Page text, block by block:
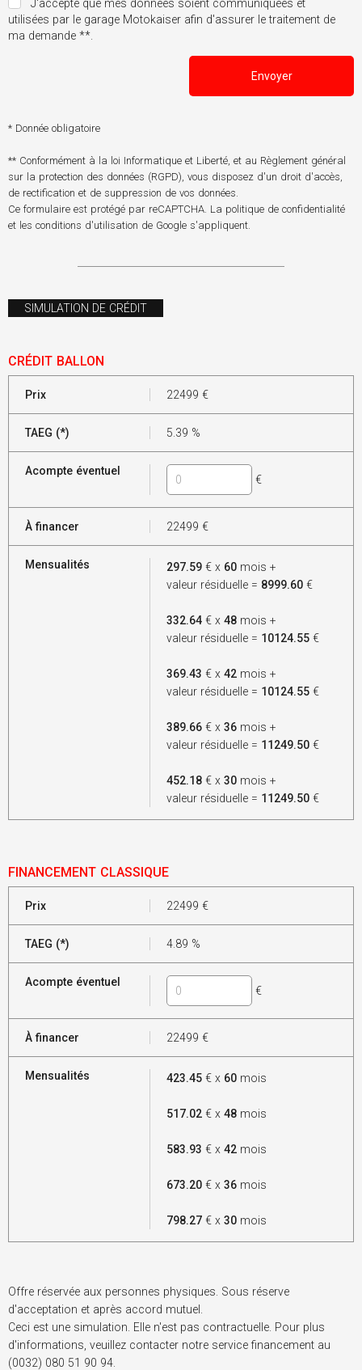
J'accepte que mes données soient communiquées et
utilisées par le garage Motokaiser afin d'assurer le traitement de
ma demande **.
Envoyer
* Donnée obligatoire
** Conformément à la loi Informatique et Liberté, et au Règlement général
sur la protection des données (RGPD), vous disposez d'un droit d'accès,
de rectification et de suppression de vos données.
Ce formulaire est protégé par reCAPTCHA. La politique de confidentialité
et les conditions d'utilisation de Google s'appliquent.
SIMULATION DE CRÉDIT
CRÉDIT BALLON
Prix 22499 €
TAEG (*) 5.39 %
Acompte éventuel
€
À financer 22499 €
Mensualités 297.59 € x 60 mois +
valeur résiduelle = 8999.60 €
332.64 € x48 mois +
valeur résiduelle = 10124.55 €
369.43 € x42 mois +
valeur résiduelle = 10124.55 €
389.66 € x36 mois +
valeur résiduelle = 11249.50 €
452.18 € x30 mois +
valeur résiduelle = 11249.50 €
FINANCEMENT CLASSIQUE
Prix 22499 €
TAEG (*) 4.89 %
Acompte éventuel
€
À financer 22499 €
Mensualités 423.45 € x 60 mois
517.02 € x48 mois
583.93 € x42 mois
673.20 € x36 mois
798.27 € x30 mois
Offre réservée aux personnes physiques. Sous réserve
d'acceptation et après accord mutuel.
Ceci est une simulation. Elle n'est pas contractuelle. Pour plus
d'informations, veuillez contacter notre service financement au
(0032) 080 51 90 94.